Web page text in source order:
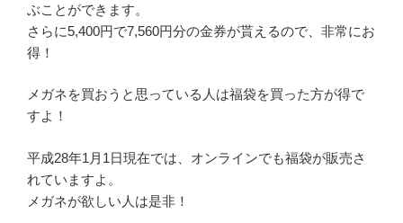
ぶことができます。
さらに5,400円で7,560円分の金券が貰えるので、非常にお
得！
メガネを買おうと思っている人は福袋を買った方が得で
すよ！
平成28年1月1日現在では、オンラインでも福袋が販売さ
れていますよ。
メガネが欲しい人は是非！